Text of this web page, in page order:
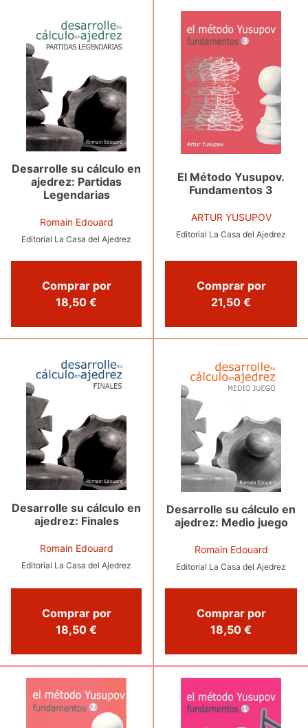
Desarrolle su cálculo en
ajedrez: Partidas
Legendarias
Romain Edouard
Editorial La Casa del Ajedrez
Comprar por
18,50 €
El Método Yusupov.
Fundamentos 3
ARTUR YUSUPOV
Editorial La Casa del Ajedrez
Comprar por
21,50 €
Desarrolle su cálculo en
ajedrez: Finales
Romain Edouard
Editorial La Casa del Ajedrez
Comprar por
18,50 €
Desarrolle su cálculo en
ajedrez: Medio juego
Romain Edouard
Editorial La Casa del Ajedrez
Comprar por
18,50 €